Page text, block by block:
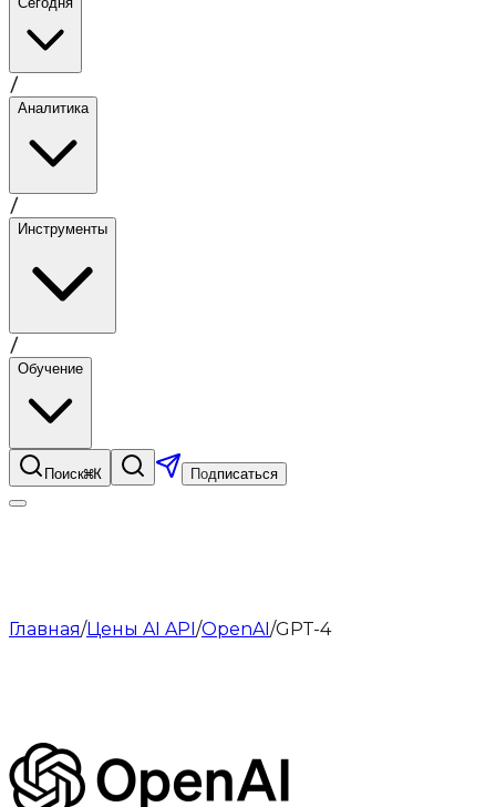
/
Аналитика
/
Инструменты
/
Обучение
Поиск⌘K Подписаться
Главная/Цены AI API/OpenAI/GPT-4